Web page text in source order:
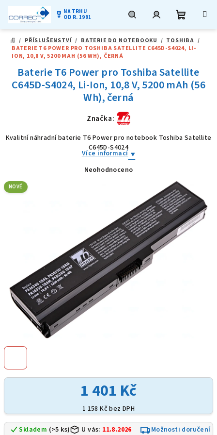
obsah
military_tech NA TRHU
OD R. 1991
DOMŮ
/ PŘÍSLUŠENSTVÍ / BATERIE DO NOTEBOOKU / TOSHIBA /
BATERIE T6 POWER PRO TOSHIBA SATELLITE C645D-S4024, LI-
ION, 10,8 V, 5200 MAH (56 WH), ČERNÁ
1 401 Kč
1 158 Kč bez DPH
Skladem (>5 ks) U vás: 11.8.2026
Možnosti doručení
Baterie T6 Power pro Toshiba Satellite
C645D-S4024, Li-Ion, 10,8 V, 5200 mAh (56
Wh), černá
Značka:
Kvalitní náhradní baterie T6 Power pro notebook Toshiba Satellite
C645D-S4024
Více informací
Průměrné
hvězdiček.
Neohodnoceno
NOVÉ